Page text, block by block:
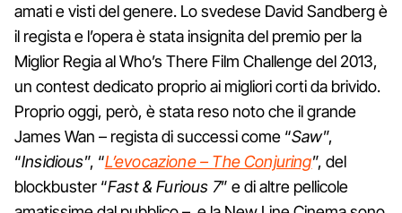
amati e visti del genere. Lo svedese David Sandberg è
il regista e l’opera è stata insignita del premio per la
Miglior Regia al Who’s There Film Challenge del 2013,
un contest dedicato proprio ai migliori corti da brivido.
Proprio oggi, però, è stata reso noto che il grande
James Wan – regista di successi come “Saw”,
“Insidious”, “L’evocazione – The Conjuring”, del
blockbuster “Fast & Furious 7” e di altre pellicole